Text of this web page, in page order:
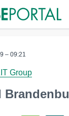
– 09:21
Group